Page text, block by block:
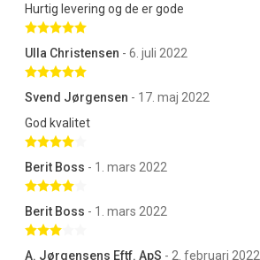
Hurtig levering og de er gode
Betygsatt 5 av 5 stjärnor
Ulla Christensen - 6. juli 2022
Betygsatt 5 av 5 stjärnor
Svend Jørgensen - 17. maj 2022
God kvalitet
Berit Boss - 1. mars 2022
Berit Boss - 1. mars 2022
A. Jørgensens Eftf. ApS - 2. februari 2022